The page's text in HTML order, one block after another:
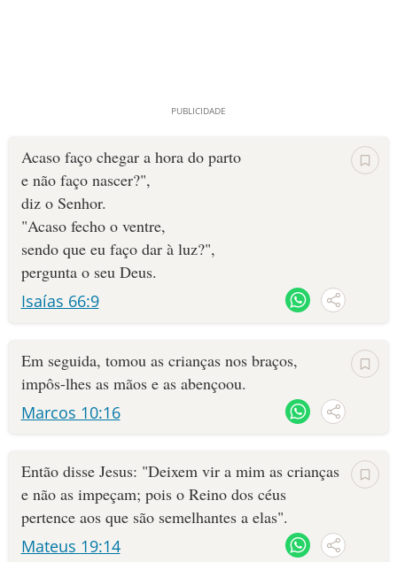
Acaso faço chegar a hora do parto
e não faço nascer?",
diz o Senhor.
"Acaso fecho o ventre,
sendo que eu faço dar à luz?",
pergunta o seu Deus.
Isaías 66:9
Em seguida, tomou as crianças nos braços,
impôs-lhes as mãos e as abençoou.
Marcos 10:16
Então disse Jesus: "Deixem vir a mim as crianças
e não as impeçam; pois o Reino dos céus
pertence aos que são semelhantes a elas".
Mateus 19:14